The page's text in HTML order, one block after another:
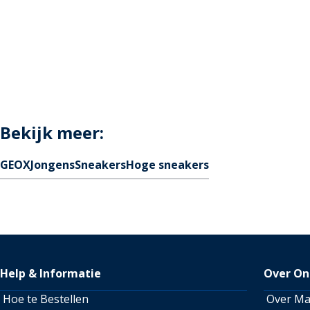
Bekijk meer:
GEOXJongensSneakersHoge sneakers
Help & Informatie
Hoe te Bestellen
Over
Over